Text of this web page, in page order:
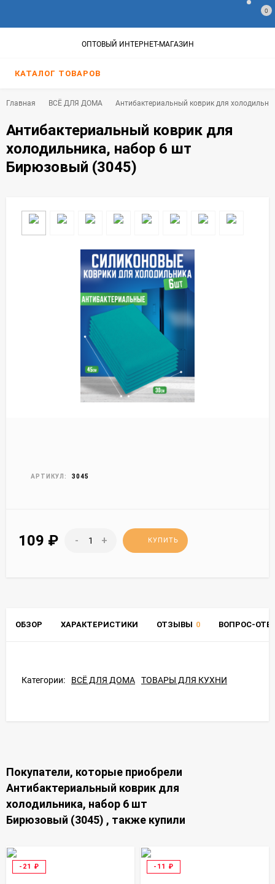
0
ОПТОВЫЙ ИНТЕРНЕТ-МАГАЗИН
КАТАЛОГ ТОВАРОВ
Главная ВСЁ ДЛЯ ДОМА Антибактериальный коврик для
Антибактериальный коврик для
холодильника, набор 6 шт
Бирюзовый (3045)
АРТИКУЛ: 3045
109 ₽ - + КУПИТЬ
ОБЗОР ХАРАКТЕРИСТИКИ ОТЗЫВЫ 0 ВОПРОС-
Категории: ВСЁ ДЛЯ ДОМА ТОВАРЫ ДЛЯ КУХНИ
Покупатели, которые приобрели
Антибактериальный коврик для
холодильника, набор 6 шт
Бирюзовый (3045) , также купили
-21 ₽ -11 ₽